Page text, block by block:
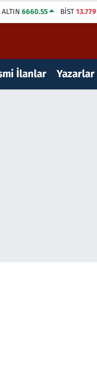
ALTIN 6660.55 BİST13.779
İlanlar Yazarlar